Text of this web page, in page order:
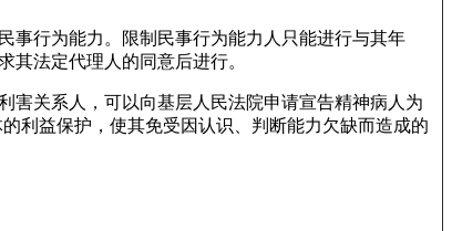
事行为能力。限制民事行为能力人只能进行与其年
法定代理人的同意后进行。
害关系人，可以向基层人民法院申请宣告精神病人为
利益保护，使其免受因认识、判断能力欠缺而造成的